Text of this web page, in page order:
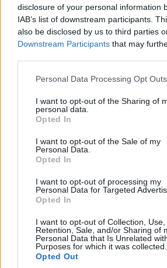
disclosure of your personal information
IAB’s list of downstream participants.
also be disclosed by us to third parties
Downstream Participants that may
Please note that this website/app uses
not limited to your visit or usage
grant or deny consent to Google and its
use your data for below specified
consent section.
Personal Data Processing Opt Outs
I want to opt-out of the Sharing of
personal data.
Opted In
I want to opt-out of the Sale of my
Personal Data.
Opted In
I want to opt-out of processing my
Personal Data for Targeted
Opted In
I want to opt-out of Collection, Use,
Retention, Sale, and/or Sharing of
Personal Data that Is Unrelated
Purposes for which it was collected.
Opted Out
Visszapislogtam a könnyeimet,
„Köszönöm. El sem hiszem,
véghezvinned.”
Kuncogott, és megrázta a fejét.
megoldottuk. Együtt.”
Aznap este, amikor egy egyszerű,
történetekkel teli vacsorán
mennyi minden megváltozott.
Miután lefektettük a gyerekeket,
fáradtan, de elégedetten
„Sajnálom, ahogyan az előbb
Túlterheltnek éreztem magam, és
hogyan segítsek”.
Neki dőltem, a szívem megtelt.
Mark. Köszönöm, hogy
Szeretlek.”